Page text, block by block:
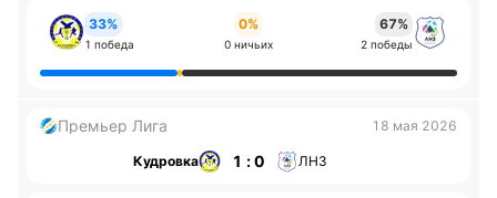
33%
1 победа
0%
0 ничьих
67%
2 победы
Премьер Лига 18 мая 2026
Кудровка 1 : 0 ЛНЗ